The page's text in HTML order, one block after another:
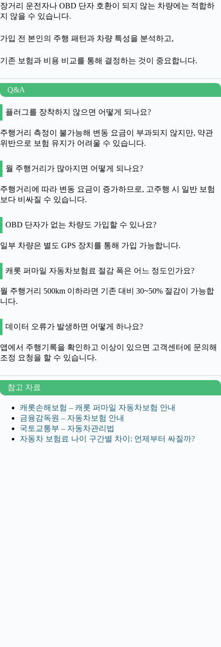
장거리 운전자나 OBD 단자 호환이 되지 않는 차량에는 적합하
지 않을 수 있습니다.
가입 전 본인의 주행 패턴과 차량 특성을 분석하고,
기존 보험과 비용 비교를 통해 결정하는 것이 중요합니다.
Q&A
플러그를 장착하지 않으면 어떻게 되나요?
주행거리 측정이 불가능해 변동 요금이 부과되지 않지만, 약관
위반으로 보험 유지가 어려울 수 있습니다.
월 주행거리가 많아지면 어떻게 되나요?
주행거리에 따라 변동 요금이 증가하므로, 고주행 시 일반 보험
보다 비싸질 수 있습니다.
OBD 단자가 없는 차량도 가입할 수 있나요?
일부 차량은 별도 GPS 장치를 통해 가입 가능합니다.
캐롯 퍼마일 자동차보험료 절감 폭은 어느 정도인가요?
월 주행거리 500km 이하라면 기존 대비 30~50% 절감이 가능합
니다.
데이터 오류가 발생하면 어떻게 하나요?
앱에서 주행기록을 확인하고 이상이 있으면 고객센터에 문의해
조정 요청을 할 수 있습니다.
참고 자료
캐롯손해보험 – 캐롯 퍼마일 자동차보험 안내
금융감독원 – 자동차보험 안내
국토교통부 – 자동차관리법
자동차 보험료 나이 구간별 차이: 언제부터 싸질까?